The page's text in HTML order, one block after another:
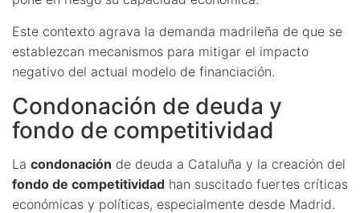
Este contexto agrava la demanda madrileña de que se
establezcan mecanismos para mitigar el impacto
negativo del actual modelo de financiación.
Condonación de deuda y
fondo de competitividad
La condonación de deuda a Cataluña y la creación del
fondo de competitividad han suscitado fuertes críticas
económicas y políticas, especialmente desde Madrid.